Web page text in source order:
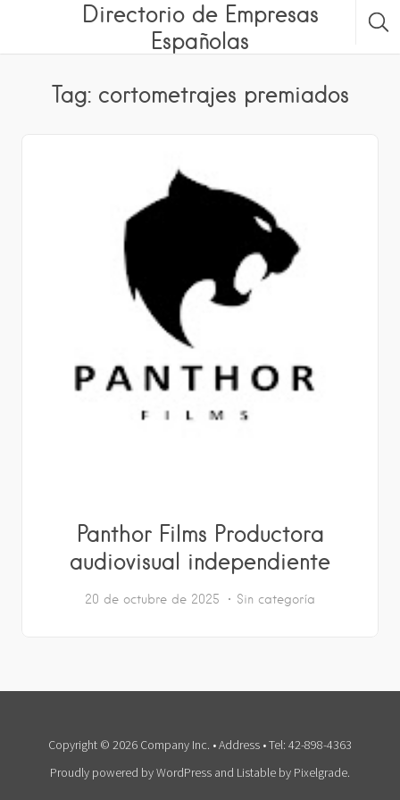
Directorio de Empresas
Españolas
Tag: cortometrajes premiados
Panthor Films Productora
audiovisual independiente
20 de octubre de 2025 Sin categoría
Copyright © 2026 Company Inc. • Address • Tel: 42-898-4363
Proudly powered by WordPress and Listable by Pixelgrade.